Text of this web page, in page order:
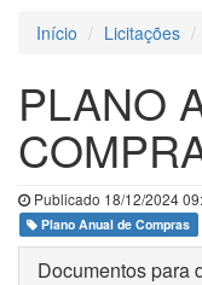
Início Licitações
PLANO
Publicado 18/12/2024
Plano Anual de Compras
Documentos para